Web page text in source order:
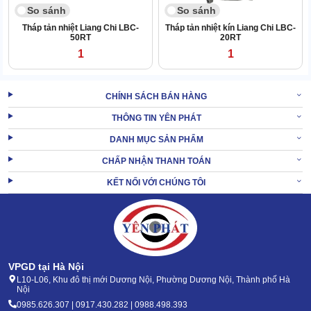
Bộ phận chia nước
Bộ phận này bao gồm 2 chi tiết, đó là đầu phun và ống phun. Đầu
So sánh
Tháp tản nhiệt Liang Chi LBC-
50RT
1
So sánh
Tháp tản nhiệt kín Liang Chi LBC-
20RT
1
CHÍNH SÁCH BÁN HÀNG
THÔNG TIN YÊN PHÁT
DANH MỤC SẢN PHẨM
CHẤP NHẬN THANH TOÁN
KẾT NỐI VỚI CHÚNG TÔI
VPGD tại Hà Nội
L10-L06, Khu đô thị mới Dương Nội, Phường Dương Nội, Thành phố Hà
Nội
0985.626.307 | 0917.430.282 | 0988.498.393